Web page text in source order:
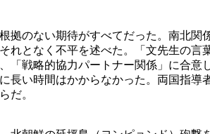
のない期待がすべてだった。南北関
となく不平を述べた。「文先生の
戦略的協力パートナー関係」に合
い時間はかからなかった。両国指
だ。